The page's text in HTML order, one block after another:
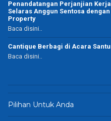
Penandatangan Perjanjian
Selaras Anggun Sentosa dengan
Property
Baca disini..
Cantique Berbagi di Acara
Baca disini..
Pilihan Untuk Anda